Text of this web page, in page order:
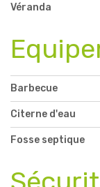
Véranda
Barbecue
Citerne d'eau
Fosse septique